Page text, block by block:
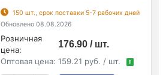
150 шт., срок поставки 5-7 рабочих дней
Обновлено 08.08.2026
Розничная
цена:
176.90 / шт.
Оптовая цена: 159.21 руб. / шт. !